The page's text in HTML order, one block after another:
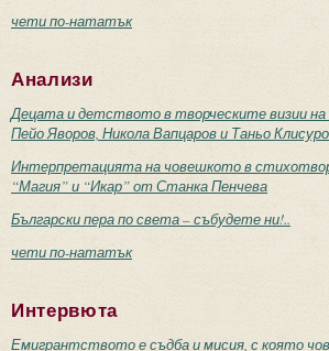
чети по-нататък
Анализи
Децата и детството в творческите визии
Пейо Яворов, Никола Вапцаров и Таньо
Интерпретацията на човешкото в
“Магия” и “Икар” от Станка Пенчева
Български пера по света – събудете ни!..
чети по-нататък
Интервюта
Емигрантството е съдба и мисия, с която